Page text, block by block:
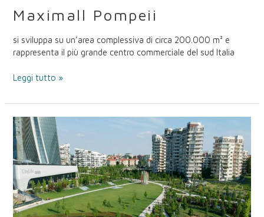
Maximall Pompeii
si sviluppa su un’area complessiva di circa 200.000 m² e
rappresenta il più grande centro commerciale del sud Italia
Leggi tutto »
Quartiere
Citylife
–
Milano